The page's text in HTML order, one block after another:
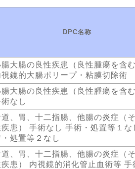
DPC名称
腸大腸の良性疾患（良性腫瘍を含
視鏡的大腸ポリープ・粘膜切除術
腸大腸の良性疾患（良性腫瘍を含
なし
道、胃、十二指腸、他腸の炎症（
疾患） 手術なし 手術・処置等１な
処置等２なし
道、胃、十二指腸、他腸の炎症（
疾患） 内視鏡的消化管止血術等 手